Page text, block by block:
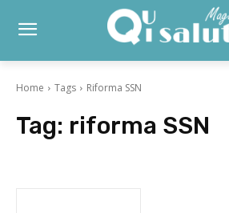
Home Tags Riforma SSN
Tag: riforma SSN